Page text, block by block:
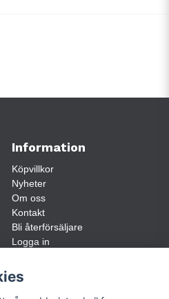
Information
Köpvillkor
Nyheter
Om oss
Kontakt
Bli återförsäljare
Logga in